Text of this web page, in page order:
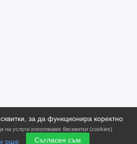
за да функционира коректно
на услуги използваме бисквитки (cookies)
още Съгласен съм